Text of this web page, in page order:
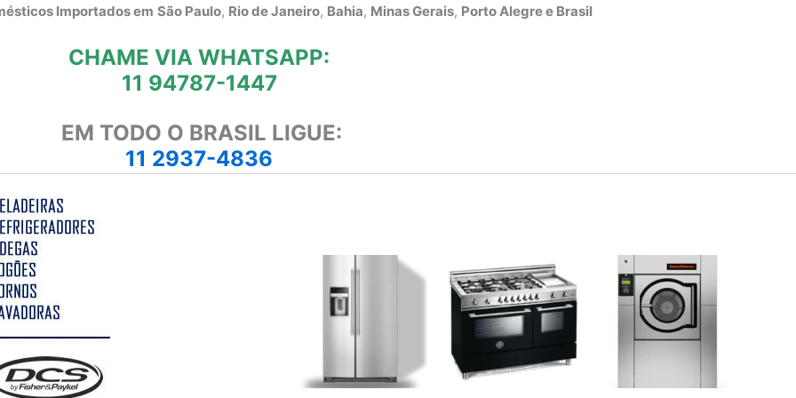
Importados em São Paulo, Rio de Janeiro, Bahia, Minas Gerais, Porto Alegre e Brasil
CHAME VIA WHATSAPP:
11 94787-1447
EM TODO O BRASIL LIGUE:
11 2937-4836